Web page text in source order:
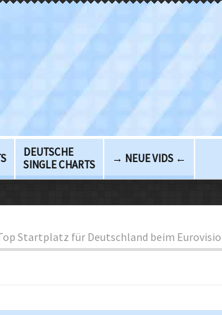
DEUTSCHE
SINGLE CHARTS
→ NEUE VIDS ←
Startplatz für Deutschland beim